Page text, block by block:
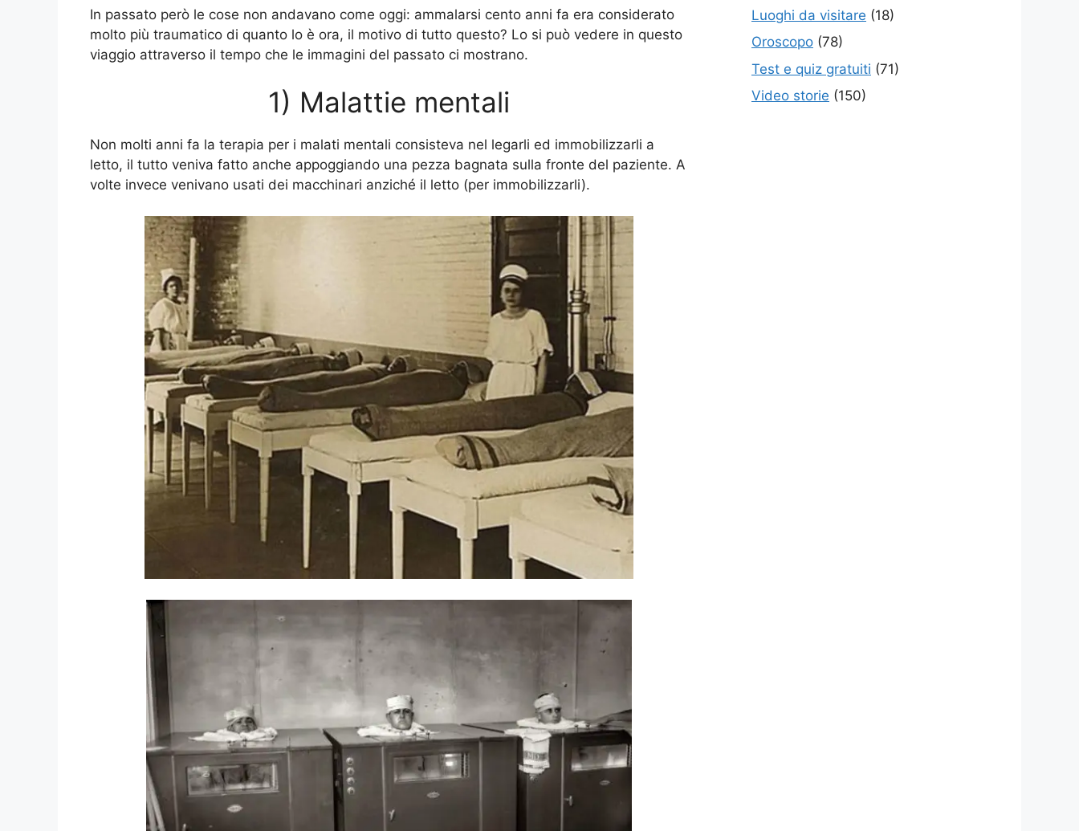
In passato però le cose non andavano come oggi: ammalarsi cento anni fa era considerato
molto più traumatico di quanto lo è ora, il motivo di tutto questo? Lo si può vedere in questo
viaggio attraverso il tempo che le immagini del passato ci mostrano.
1) Malattie mentali
Non molti anni fa la terapia per i malati mentali consisteva nel legarli ed immobilizzarli a
letto, il tutto veniva fatto anche appoggiando una pezza bagnata sulla fronte del paziente. A
volte invece venivano usati dei macchinari anziché il letto (per immobilizzarli).
Luoghi da visitare (18)
Oroscopo (78)
Test e quiz gratuiti (71)
Video storie (150)